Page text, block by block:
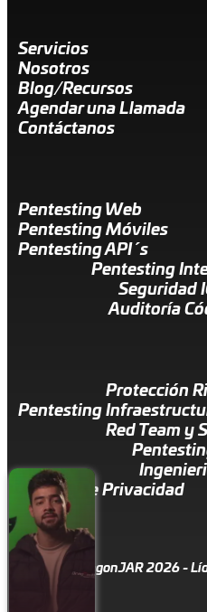
Servicios
Nosotros
Blog/Recursos
Agendar una Llamada
Contáctanos
Pentesting Web
Pentesting Móviles
Pentesting API´s
Pentesting
Seguridad
Auditoría
Protección
Pentesting
Red Team y
Política de Privacidad
© DragonJAR 2026 -